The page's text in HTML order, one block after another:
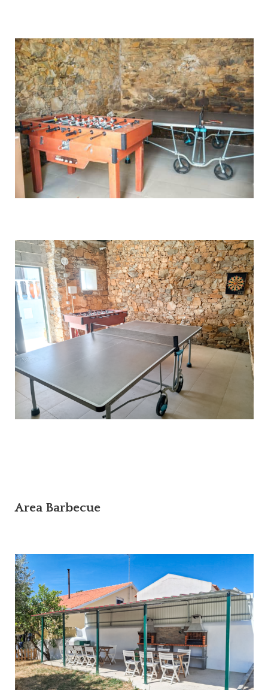
Area Barbecue